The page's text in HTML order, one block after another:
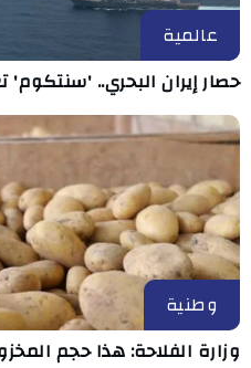
عالمية
حصار إيران البحري..
وطنية
وزارة الفلاحة: هذا حجم